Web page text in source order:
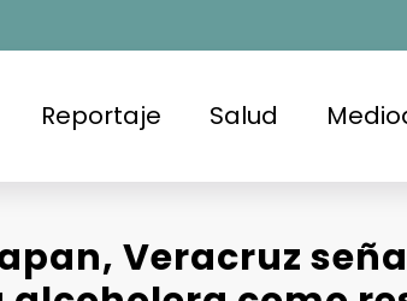
Reportaje Salud
Veracruz